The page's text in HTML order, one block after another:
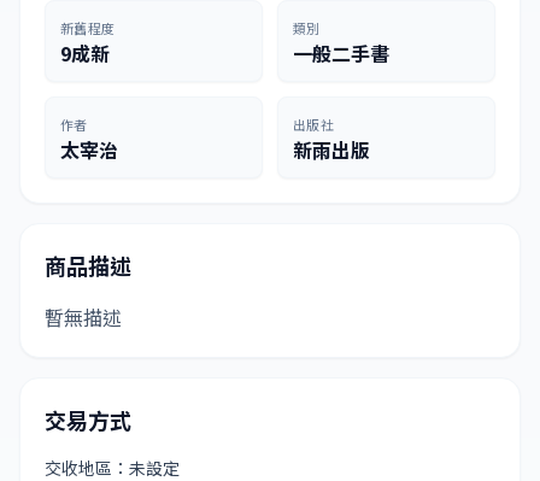
新舊程度
9成新
類別
一般二手書
作者
太宰治
出版社
新雨出版
商品描述
暫無描述
交易方式
交收地區：未設定